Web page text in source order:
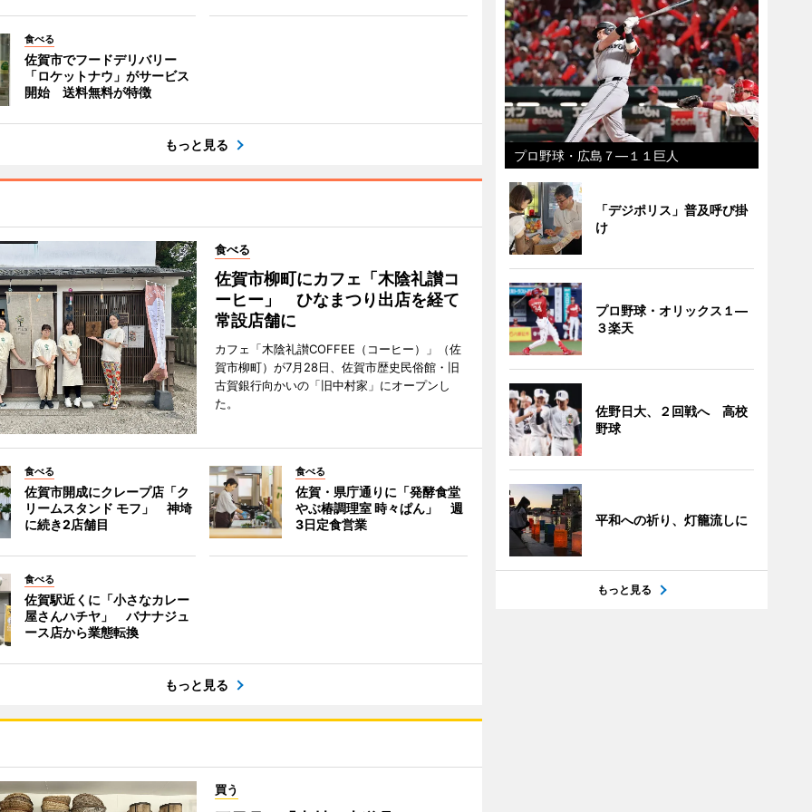
食べる
佐賀市でフードデリバリー
「ロケットナウ」がサービス
開始 送料無料が特徴
もっと見る
食べる
佐賀市柳町にカフェ「木陰礼讃コ
ーヒー」 ひなまつり出店を経て
常設店舗に
カフェ「木陰礼讃COFFEE（コーヒー）」（佐
賀市柳町）が7月28日、佐賀市歴史民俗館・旧
古賀銀行向かいの「旧中村家」にオープンし
た。
食べる
佐賀市開成にクレープ店「ク
リームスタンド モフ」 神埼
に続き2店舗目
食べる
佐賀・県庁通りに「発酵食堂
やぶ椿調理室 時々ぱん」 週
3日定食営業
食べる
佐賀駅近くに「小さなカレー
屋さんハチヤ」 バナナジュ
ース店から業態転換
もっと見る
買う
プロ野球・広島７―１１巨人
「デジポリス」普及呼び掛
け
プロ野球・オリックス１―
３楽天
佐野日大、２回戦へ 高校
野球
平和への祈り、灯籠流しに
もっと見る